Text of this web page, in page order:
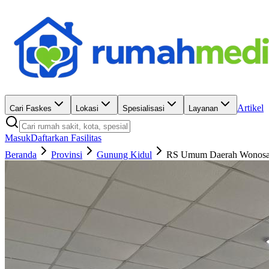
Cari Faskes Lokasi Spesialisasi Layanan Artikel
MasukDaftarkan Fasilitas
Beranda
Provinsi Gunung Kidul RS Umum Daerah